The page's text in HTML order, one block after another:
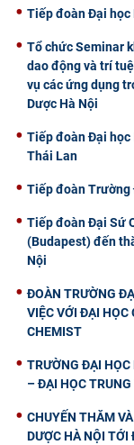
Tiếp đoàn Đại học
Tổ chức Seminar
dao động và trí
vụ các ứng dụng
Dược Hà Nội
Tiếp đoàn Đại học
Thái Lan
Tiếp đoàn Trường
Tiếp đoàn Đại Sứ
(Budapest) đến
Nội
ĐOÀN TRƯỜNG
VIỆC VỚI ĐẠI HỌC
CHEMIST
TRƯỜNG ĐẠI HỌC
– ĐẠI HỌC
CHUYẾN THĂM
DƯỢC HÀ NỘI TỚI